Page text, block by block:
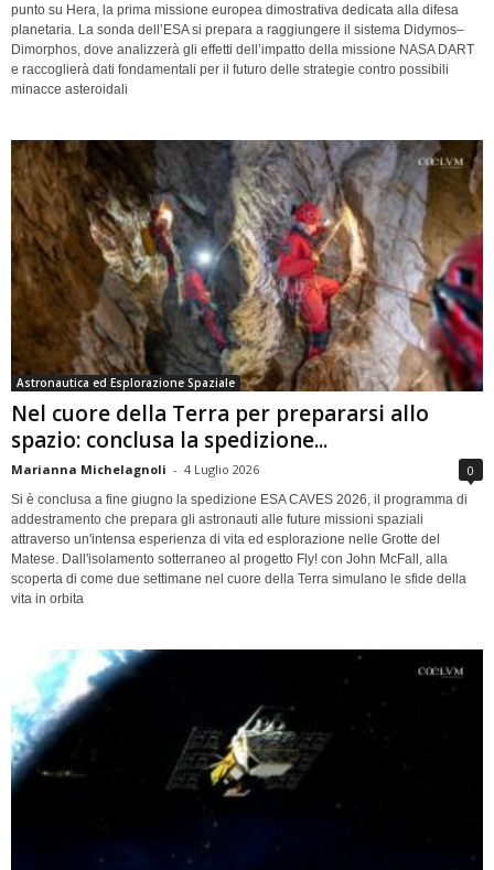
punto su Hera, la prima missione europea dimostrativa dedicata alla difesa
planetaria. La sonda dell’ESA si prepara a raggiungere il sistema Didymos–
Dimorphos, dove analizzerà gli effetti dell’impatto della missione NASA DART
e raccoglierà dati fondamentali per il futuro delle strategie contro possibili
minacce asteroidali
Astronautica ed Esplorazione Spaziale
Nel cuore della Terra per prepararsi allo
spazio: conclusa la spedizione...
Marianna Michelagnoli - 4 Luglio 2026 0
Si è conclusa a fine giugno la spedizione ESA CAVES 2026, il programma di
addestramento che prepara gli astronauti alle future missioni spaziali
attraverso un'intensa esperienza di vita ed esplorazione nelle Grotte del
Matese. Dall'isolamento sotterraneo al progetto Fly! con John McFall, alla
scoperta di come due settimane nel cuore della Terra simulano le sfide della
vita in orbita